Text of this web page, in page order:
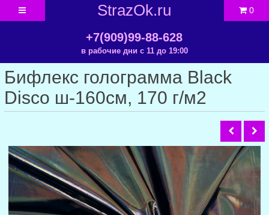
StrazOk.ru
+7(909)99-88-628
в рабочие дни с 11 до 19:00
0
Бифлекс голограмма Black
Disco ш-160см, 170 г/м2